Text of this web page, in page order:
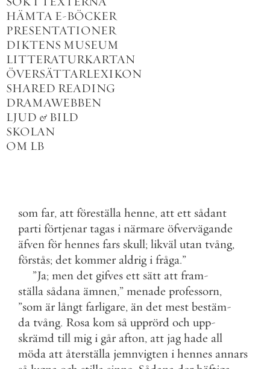
HÄMTA E-BÖCKER
PRESENTATIONER
DIKTENS MUSEUM
LITTERATURKARTAN
ÖVERSÄTTARLEXIKON
SHARED READING
DRAMAWEBBEN
LJUD & BILD
SKOLAN
OM LB
som far, att föreställa henne, att ett sådant
parti förtjenar tagas i närmare öfvervägande
äfven för hennes fars skull; likväl utan tvång,
förstås; det kommer aldrig i fråga.”
”Ja; men det gifves ett sätt att fram-
ställa sådana ämnen,” menade professorn,
”som är långt farligare, än det mest bestäm-
da tvång. Rosa kom så upprörd och upp-
skrämd till mig i går afton, att jag hade all
möda att återställa jemnvigten i hennes annars